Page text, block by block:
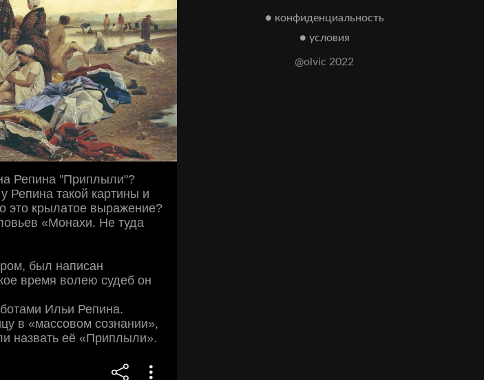
Репина "Приплыли"?
Репина такой картины и
это крылатое выражение?
«Монахи. Не туда
был написан
время волею судеб он
Ильи Репина.
в «массовом сознании»,
назвать её «Приплыли».
● конфиденциальность
● условия
@olvic 2022